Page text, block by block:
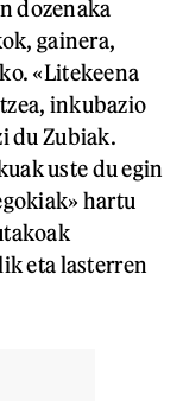
dozenaka
gainera,
«Litekeena
inkubazio
du Zubiak.
uste du egin
hartu
eta lasterren